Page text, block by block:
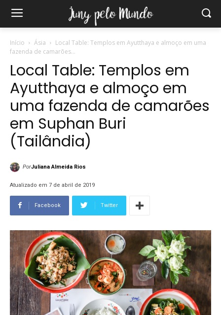
Início Ásia
Local Table: Templos em Ayutthaya e almoço em uma
fazenda de camarões...
Local Table: Templos em
Ayutthaya e almoço em
uma fazenda de camarões
em Suphan Buri
(Tailândia)
PorJuliana Almeida Rios
Atualizado em 7 de abril de 2019
Facebook Twitter